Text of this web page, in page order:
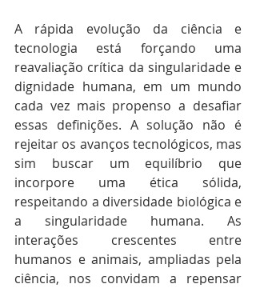
A rápida evolução da ciência e
tecnologia está forçando uma
reavaliação crítica da singularidade e
dignidade humana, em um mundo
cada vez mais propenso a desafiar
essas definições. A solução não é
rejeitar os avanços tecnológicos, mas
sim buscar um equilíbrio que
incorpore uma ética sólida,
respeitando a diversidade biológica e
a singularidade humana. As
interações crescentes entre
humanos e animais, ampliadas pela
ciência, nos convidam a repensar